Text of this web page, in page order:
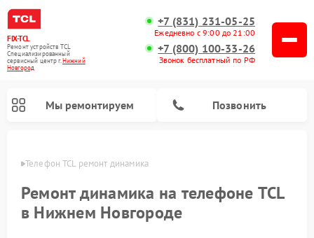
FIX-TCL
Ремонт устройств TCL
Специализированный
cервисный центр г.Нижний
Новгород
+7 (831) 231-05-25
Ежедневно с 9:00 до 21:00
+7 (800) 100-33-26
Звонок бесплатный по РФ
Мы ремонтируем Позвонить
Телефон TCL ремонт динамика
Ремонт динамика на телефоне TCL
в Нижнем Новгороде